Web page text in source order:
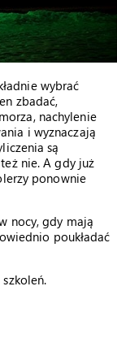
wybrać
zbadać,
nachylenie
i wyznaczają
są
nie. A gdy już
ponownie
nocy, gdy mają
poukładać